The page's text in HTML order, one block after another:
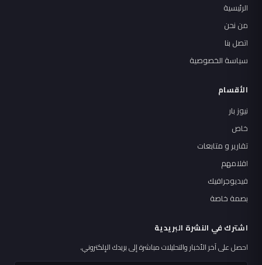
الرئيسية
من نحن
اتصل بنا
سياسة الخصوصية
الأقسام
نيوز بار
خاص
تقارير و متابعات
اقلامهم
فيديوجرافيك
بصمة خاصة
اشترك في النشرة البريدية
احصل على آخر الأخبار والتحليلات مباشرة إلى بريدك الإلكتروني.